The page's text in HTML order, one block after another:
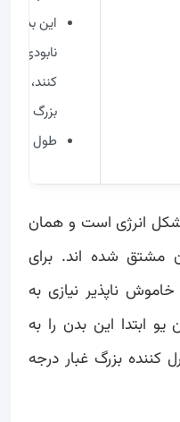
این بدن‌ها
نابودی
کنند، حتی
بزرگ‌
طول عمر:
شکل انرژی است و همان
از آن مشتق شده اند. برای
ناپذیر نیازی به
ابتدا این بدن را به
بزرگ غبار درجه